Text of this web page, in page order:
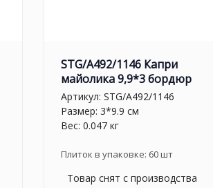
STG/A492/1146 Капри
майолика 9,9*3 бордюр
Артикул: STG/A492/1146
Размер: 3*9.9 см
Вес: 0.047 кг
Плиток в упаковке: 60шт
Товар снят с производства